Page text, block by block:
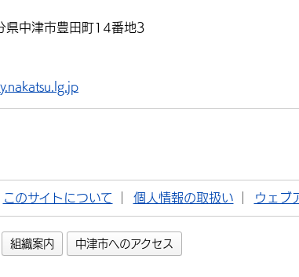
中津市豊田町14番地3
このサイトについて 個人情報の取扱い ウェブ
組織案内 中津市へのアクセス